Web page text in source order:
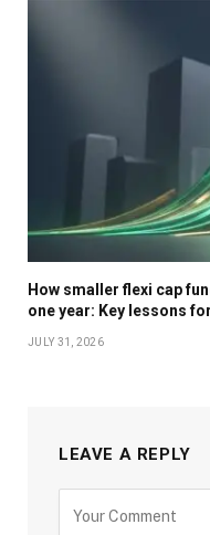
How smaller flexi cap
one year: Key lessons
JULY 31, 2026
LEAVE A REPLY